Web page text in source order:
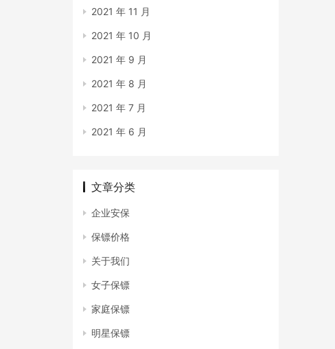
2021 年 11 月
2021 年 10 月
2021 年 9 月
2021 年 8 月
2021 年 7 月
2021 年 6 月
文章分类
企业安保
保镖价格
关于我们
女子保镖
家庭保镖
明星保镖